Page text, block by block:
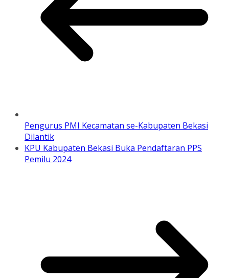
Pengurus PMI Kecamatan se-Kabupaten Bekasi
Dilantik
KPU Kabupaten Bekasi Buka Pendaftaran PPS
Pemilu 2024